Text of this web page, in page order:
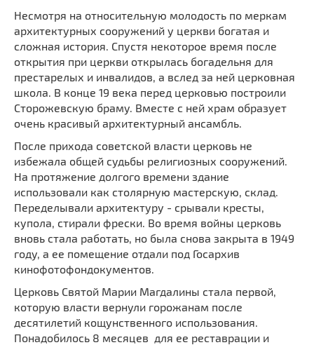
Несмотря на относительную молодость по меркам
архитектурных сооружений у церкви богатая и
сложная история. Спустя некоторое время после
открытия при церкви открылась богадельня для
престарелых и инвалидов, а вслед за ней церковная
школа. В конце 19 века перед церковью построили
Сторожевскую браму. Вместе с ней храм образует
очень красивый архитектурный ансамбль.
После прихода советской власти церковь не
избежала общей судьбы религиозных сооружений.
На протяжение долгого времени здание
использовали как столярную мастерскую, склад.
Переделывали архитектуру - срывали кресты,
купола, стирали фрески. Во время войны церковь
вновь стала работать, но была снова закрыта в 1949
году, а ее помещение отдали под Госархив
кинофотофондокументов.
Церковь Святой Марии Магдалины стала первой,
которую власти вернули горожанам после
десятилетий кощунственного использования.
Понадобилось 8 месяцев для ее реставрации и